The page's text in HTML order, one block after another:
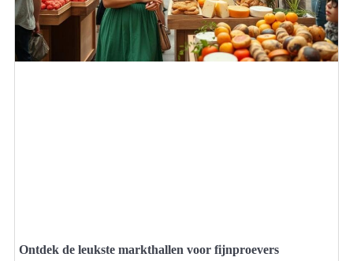
Ontdek de leukste markthallen voor fijnproevers